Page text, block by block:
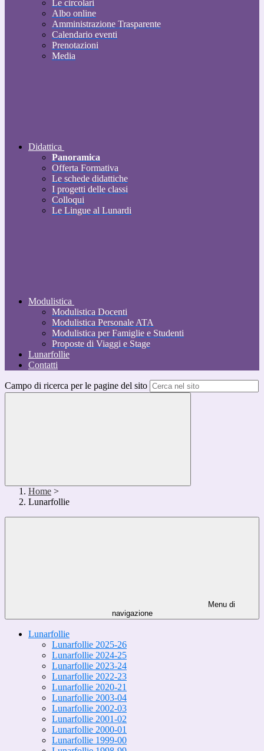
Le circolari
Albo online
Amministrazione Trasparente
Calendario eventi
Prenotazioni
Media
Didattica
Panoramica
Offerta Formativa
Le schede didattiche
I progetti delle classi
Colloqui
Le Lingue al Lunardi
Modulistica
Modulistica Docenti
Modulistica Personale ATA
Modulistica per Famiglie e Studenti
Proposte di Viaggi e Stage
Lunarfollie
Contatti
Campo di ricerca per le pagine del sito
Home >
Lunarfollie
Menu di
navigazione
Lunarfollie
Lunarfollie 2025-26
Lunarfollie 2024-25
Lunarfollie 2023-24
Lunarfollie 2022-23
Lunarfollie 2020-21
Lunarfollie 2003-04
Lunarfollie 2002-03
Lunarfollie 2001-02
Lunarfollie 2000-01
Lunarfollie 1999-00